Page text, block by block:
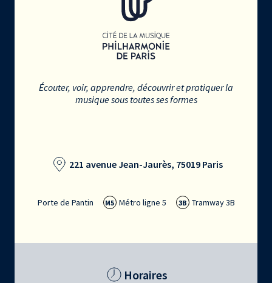
Écouter, voir, apprendre, découvrir et pratiquer la
musique sous toutes ses formes
221 avenue Jean-Jaurès, 75019 Paris
Porte de Pantin M5 Métro ligne 5 3B Tramway 3B
Horaires